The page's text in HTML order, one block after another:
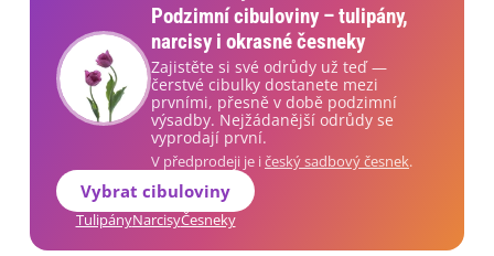
Podzimní cibuloviny – tulipány,
narcisy i okrasné česneky
Zajistěte si své odrůdy už teď —
čerstvé cibulky dostanete mezi
prvními, přesně v době podzimní
výsadby. Nejžádanější odrůdy se
vyprodají první.
V předprodeji je ičeský sadbový česnek.
Vybrat cibuloviny
TulipányNarcisyČesneky